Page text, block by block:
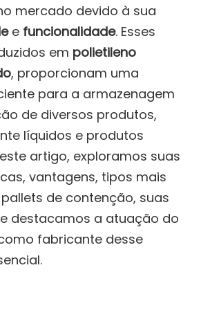
mercado devido à sua
e funcionalidade. Esses
em polietileno
, proporcionam uma
para a armazenagem
de diversos produtos,
líquidos e produtos
artigo, exploramos suas
vantagens, tipos mais
de contenção, suas
destacamos a atuação do
fabricante desse